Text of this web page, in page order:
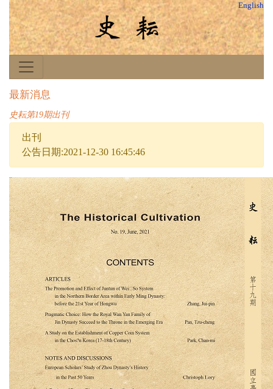
English
最新消息
史耘第19期出刊
出刊
公告日期:2021-12-30 16:45:46